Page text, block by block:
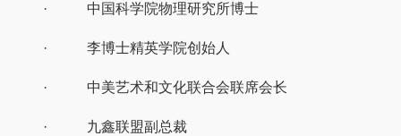
· 中国科学院物理研究所博士
· 李博士精英学院创始人
· 中美艺术和文化联合会联席会长
· 九鑫联盟副总裁